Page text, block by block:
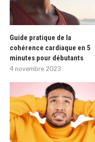
Guide pratique de la
cohérence cardiaque en 5
minutes pour débutants
4 novembre 2023